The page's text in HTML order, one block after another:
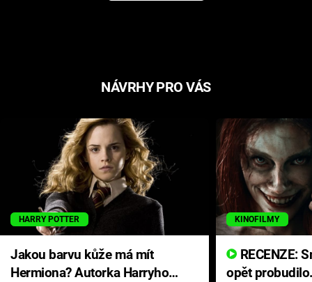
NÁVRHY PRO VÁS
HARRY POTTER
Jakou barvu kůže má mít
Hermiona? Autorka Harryho
KINOFILMY
opět